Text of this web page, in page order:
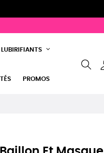
LUBIRIFIANTS
PROMOS